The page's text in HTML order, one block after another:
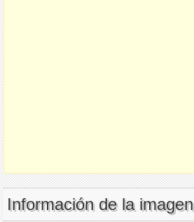
Información de la imagen